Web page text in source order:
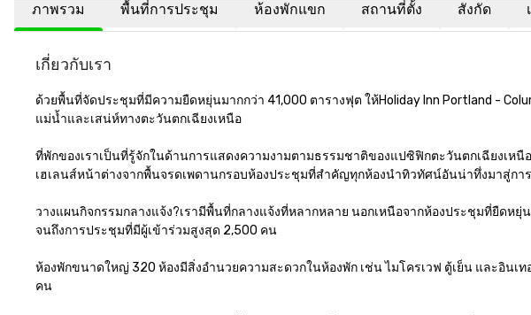
ภาพรวม พื้นที่การประชุม ห้องพักแขก สถานที่ตั้ง สังกัด
เกี่ยวกับเรา
ด้วยพื้นที่จัดประชุมที่มีความยืดหยุ่นมากกว่า 41,000 ตารางฟุต ให้Holiday Inn Portland -
แม่น้ำและเสน่ห์ทางตะวันตกเฉียงเหนือ
ที่พักของเราเป็นที่รู้จักในด้านการแสดงความงามตามธรรมชาติของแปซิฟิกตะวันตกเฉียงเห
เฮเลนส์หน้าต่างจากพื้นจรดเพดานกรอบห้องประชุมที่สำคัญทุกห้องนำทิวทัศน์อันน่าทึ่งมาสู่กา
วางแผนกิจกรรมกลางแจ้ง?เรามีพื้นที่กลางแจ้งที่หลากหลาย นอกเหนือจากห้องประชุมที่ยืดห
จนถึงการประชุมที่มีผู้เข้าร่วมสูงสุด 2,500 คน
ห้องพักขนาดใหญ่ 320 ห้องมีสิ่งอำนวยความสะดวกในห้องพัก เช่น ไมโครเวฟ ตู้เย็น และอินเ
คน